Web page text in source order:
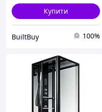
Купити
BuiltBuy 100%